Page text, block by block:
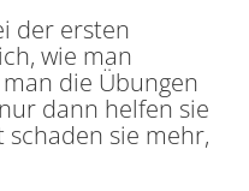
der ersten
wie man
die Übungen
dann helfen sie
schaden sie mehr,